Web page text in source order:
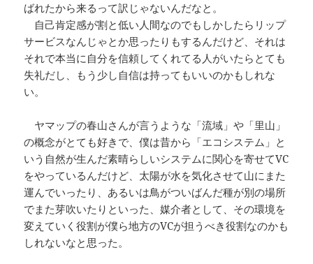
ばれたから来るって訳じゃないんだなと。
自己肯定感が割と低い人間なのでもしかしたらリップ
サービスなんじゃとか思ったりもするんだけど、それは
それで本当に自分を信頼してくれてる人がいたらとても
失礼だし、もう少し自信は持ってもいいのかもしれな
い。
ヤマップの春山さんが言うような「流域」や「里山」
の概念がとても好きで、僕は昔から「エコシステム」と
いう自然が生んだ素晴らしいシステムに関心を寄せてVC
をやっているんだけど、太陽が水を気化させて山にまた
運んでいったり、あるいは鳥がついばんだ種が別の場所
でまた芽吹いたりといった、媒介者として、その環境を
変えていく役割が僕ら地方のVCが担うべき役割なのかも
しれないなと思った。